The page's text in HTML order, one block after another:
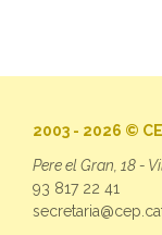
2003 - 2026 ©
Pere el Gran, 18 -
93 817 22 41